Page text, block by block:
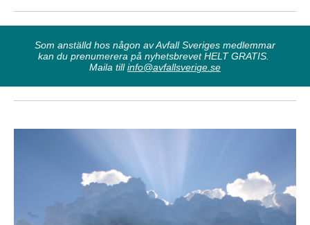
Som anställd hos någon av Avfall Sveriges medlemmar
kan du prenumerera på nyhetsbrevet HELT GRATIS.
Maila tillinfo@avfallsverige.se